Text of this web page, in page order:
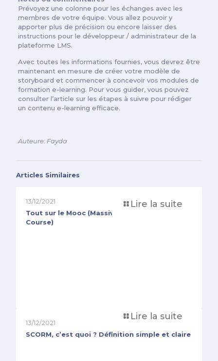
Prévoyez une colonne pour les échanges avec les
membres de votre équipe. Vous allez pouvoir y
apporter plus de précision ou encore laisser des
instructions pour le développeur / administrateur de la
plateforme LMS.
Avec toutes les informations fournies, vous devrez être
maintenant en mesure de créer votre modèle de
storyboard et commencer à concevoir vos modules de
formation e-learning. Pour vous guider, vous pouvez
consulter l’article sur les étapes à suivre pour rédiger
un contenu e-learning efficace.
Auteure: Fayda
Articles Similaires
13/12/2021
Tout sur le Mooc (Massive Open Online
Course)
Lire la suite
13/12/2021
SCORM, c’est quoi ? Définition simple et claire
Lire la suite